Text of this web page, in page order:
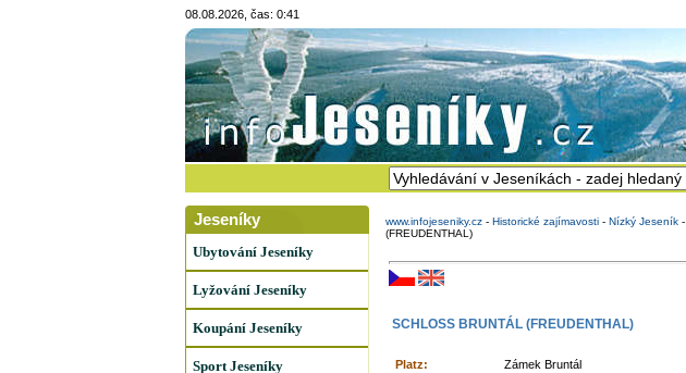
08.08.2026, čas: 0:41
Jeseníky
Ubytování Jeseníky
Lyžování Jeseníky
Koupání Jeseníky
Sport Jeseníky
www.infojeseniky.cz- Historické zajímavosti- Nízký Jeseník-
(FREUDENTHAL)
SCHLOSS BRUNTÁL (FREUDENTHAL)
Platz:
Zámek Bruntál